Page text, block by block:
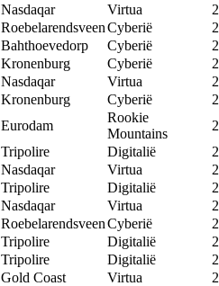
Nasdaqar Virtua
RoebelarendsveenCyberië
Bahthoevedorp Cyberië
Kronenburg Cyberië
Nasdaqar Virtua
Kronenburg Cyberië
Eurodam
Rookie
Mountains
Tripolire Digitalië
Nasdaqar Virtua
Tripolire Digitalië
Nasdaqar Virtua
RoebelarendsveenCyberië
Tripolire Digitalië
Tripolire Digitalië
Gold Coast Virtua